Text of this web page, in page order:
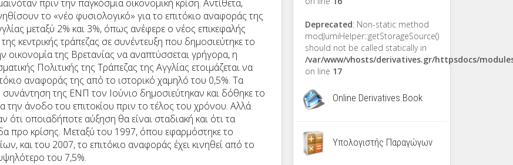
πριν την παγκόσμια οικονομική κρίση. Αντίθετα,
το «νέο φυσιολογικό» για το επιτόκιο αναφοράς της
μεταξύ 2% και 3%, όπως ανέφερε ο νέος επικεφαλής
κεντρικής τράπεζας σε συνέντευξη που δημοσιεύτηκε το
της Βρετανίας να αναπτύσσεται γρήγορα, η
Πολιτικής της Τράπεζας της Αγγλίας ετοιμάζεται να
αναφοράς της από το ιστορικό χαμηλό του 0,5%. Τα
συνάντηση της ΕΝΠ τον Ιούνιο δημοσιεύτηκαν και δόθηκε το
την άνοδο του επιτοκίου πριν το τέλος του χρόνου. Αλλά
ότι οποιαδήποτε αύξηση θα είναι σταδιακή και ότι τα
προ κρίσης. Μεταξύ του 1997, όπου εφαρμόστηκε το
και του 2007, το επιτόκιο αναφοράς έχει κινηθεί από το
του 7,5%.
Deprecated: Non-static method
modJumiHelper::getStorageSource()
should not be called statically in
/var/www/vhosts/derivatives.gr/httpsdocs/
on line 17
Online Derivatives Book
Υπολογιστής Παραγώγων